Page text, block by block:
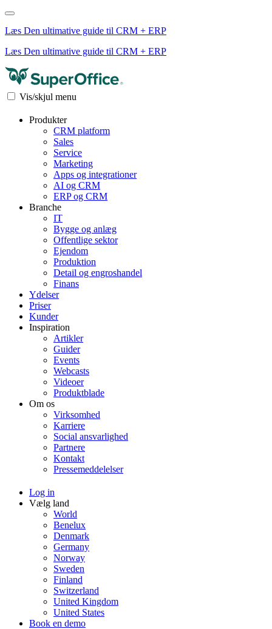
Læs Den ultimative guide til CRM + ERP
Læs Den ultimative guide til CRM + ERP
Vis/skjul menu
Produkter
CRM platform
Sales
Service
Marketing
Apps og integrationer
AI og CRM
ERP og CRM
Branche
IT
Bygge og anlæg
Offentlige sektor
Ejendom
Produktion
Detail og engroshandel
Finans
Ydelser
Priser
Kunder
Inspiration
Artikler
Guider
Events
Webcasts
Videoer
Produktblade
Om os
Virksomhed
Karriere
Social ansvarlighed
Partnere
Kontakt
Pressemeddelelser
Log in
Vælg land
World
Benelux
Denmark
Germany
Norway
Sweden
Finland
Switzerland
United Kingdom
United States
Book en demo